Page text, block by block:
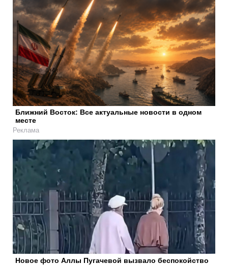
Ближний Восток: Все актуальные новости в одном
месте
Реклама
Новое фото Аллы Пугачевой вызвало беспокойство